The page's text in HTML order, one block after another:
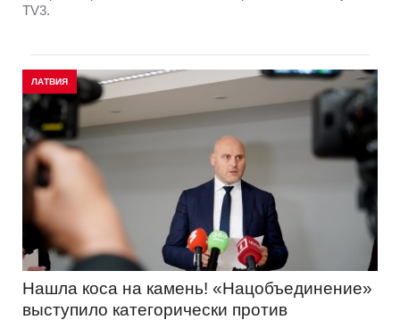
TV3.
ЛАТВИЯ
Нашла коса на камень! «Нацобъединение»
выступило категорически против